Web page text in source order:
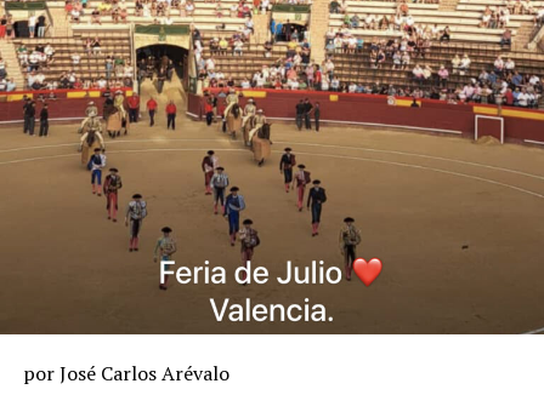
por José Carlos Arévalo